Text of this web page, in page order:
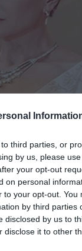
third parties, or
by us, please
your opt-out
on personal
your opt-out.
by third parties
disclosed by us to
disclose it to other